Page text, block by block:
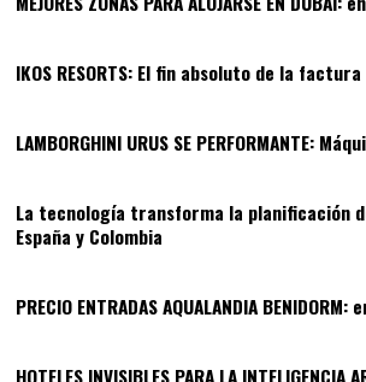
IKOS RESORTS: El fin absoluto de la
LAMBORGHINI URUS SE PERFORMANTE:
La tecnología transforma la planificación
España y Colombia
PRECIO ENTRADAS AQUALANDIA
HOTELES INVISIBLES PARA LA INTELIGENCIA